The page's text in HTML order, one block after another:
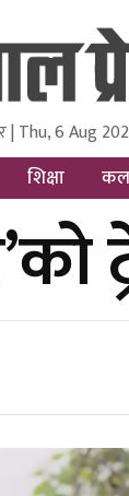
Research Pvt
| Thu, 6 Aug
शिक्षा